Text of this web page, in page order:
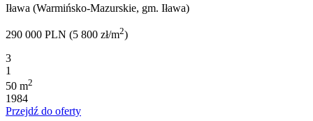
Iława (Warmińsko-Mazurskie, gm. Iława)
290 000 PLN (5 800 zł/m2)
3
1
50 m2
1984
Przejdź do oferty